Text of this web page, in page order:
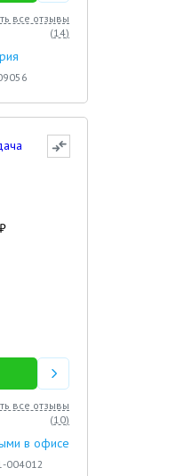
все отзывы
(14)
₽
все отзывы
(10)
в офисе
004012